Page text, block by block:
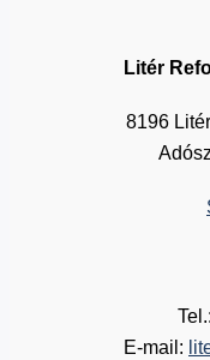
Litér
8196
Tel.:
E-mail: